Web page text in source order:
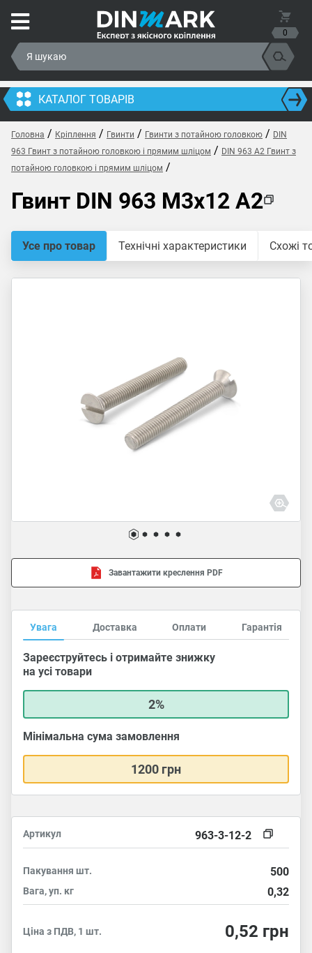
0
КАТАЛОГ ТОВАРІВ
Головна / Кріплення / Гвинти / Гвинти з потайною головкою / DIN
963 Гвинт з потайною головкою і прямим шліцом / DIN 963 A2 Гвинт з
потайною головкою і прямим шліцом /
Гвинт DIN 963 M3x12 A2
Усе про товар Технічні характеристики Схожі
Завантажити креслення PDF
Увага Доставка Оплати Гарантія
Зареєструйтесь і отримайте знижку
на усі товари
2%
Мінімальна сума замовлення
1200 грн
Артикул 963-3-12-2
Пакування шт. 500
Вага, уп. кг 0,32
Ціна з ПДВ, 1 шт. 0,52 грн